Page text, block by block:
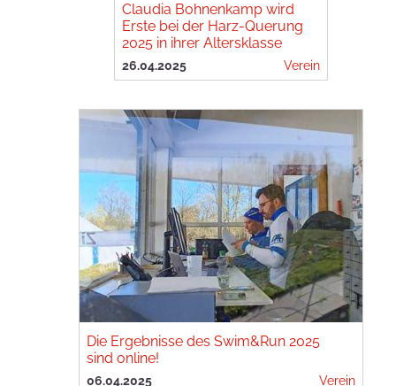
Claudia Bohnenkamp wird
Erste bei der Harz-Querung
2025 in ihrer Altersklasse
26.04.2025 Verein
Die Ergebnisse des Swim&Run 2025
sind online!
06.04.2025 Verein